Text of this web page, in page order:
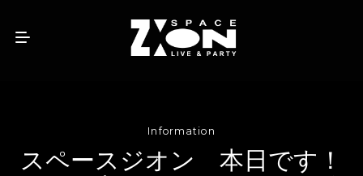
Information
スペースジオン 本日です！